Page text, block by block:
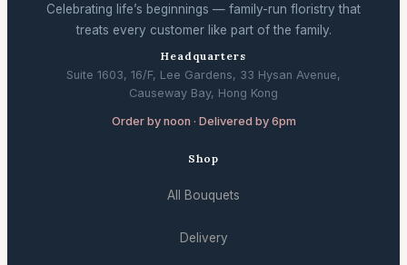
Celebrating life’s beginnings — family-run floristry that
treats every customer like part of the family.
Headquarters
Suite 1603, 16/F, Lee Gardens, 33 Hysan Avenue,
Causeway Bay, Hong Kong
Order by noon · Delivered by 6pm
Shop
All Bouquets
Delivery